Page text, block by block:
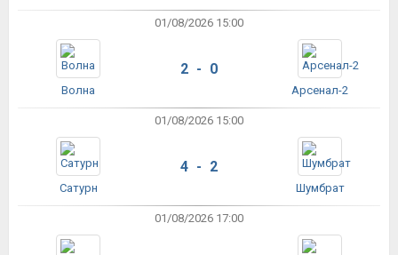
01/08/2026 15:00
Волна
2 - 0
Арсенал-2
01/08/2026 15:00
Сатурн
4 - 2
Шумбрат
01/08/2026 17:00